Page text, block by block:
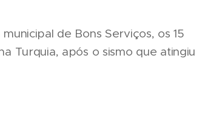
de Bons Serviços, os 15
Turquia, após o sismo que atingiu